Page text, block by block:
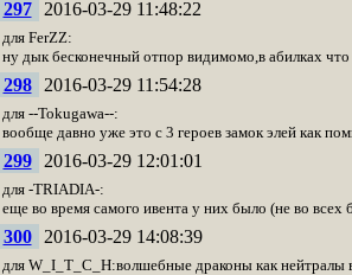
297 2016-03-29 11:48:22
для FerZZ:
ну дык бесконечный отпор видимомо,в абилках что
298 2016-03-29 11:54:28
для --Tokugawa--:
вообще давно уже это с 3 героев замок элей как
299 2016-03-29 12:01:01
для -TRIADIA-:
еще во время самого ивента у них было (не во всех
300 2016-03-29 14:08:39
для W_I_T_C_H:волшебные драконы как нейтралы